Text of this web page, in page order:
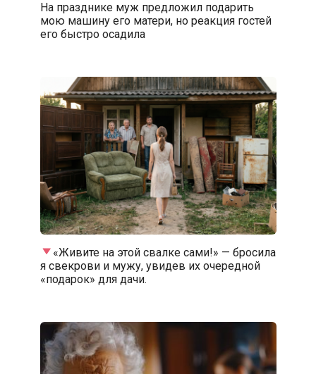
На празднике муж предложил подарить
мою машину его матери, но реакция гостей
его быстро осадила
«Живите на этой свалке сами!» — бросила
я свекрови и мужу, увидев их очередной
«подарок» для дачи.